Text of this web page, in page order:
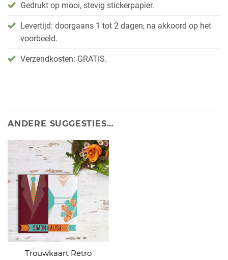
Gedrukt op mooi, stevig stickerpapier.
Levertijd: doorgaans 1 tot 2 dagen, na akkoord op het
voorbeeld.
Verzendkosten: GRATIS.
ANDERE SUGGESTIES…
Trouwkaart Retro